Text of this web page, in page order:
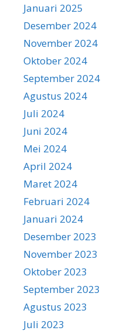
Januari 2025
Desember 2024
November 2024
Oktober 2024
September 2024
Agustus 2024
Juli 2024
Juni 2024
Mei 2024
April 2024
Maret 2024
Februari 2024
Januari 2024
Desember 2023
November 2023
Oktober 2023
September 2023
Agustus 2023
Juli 2023